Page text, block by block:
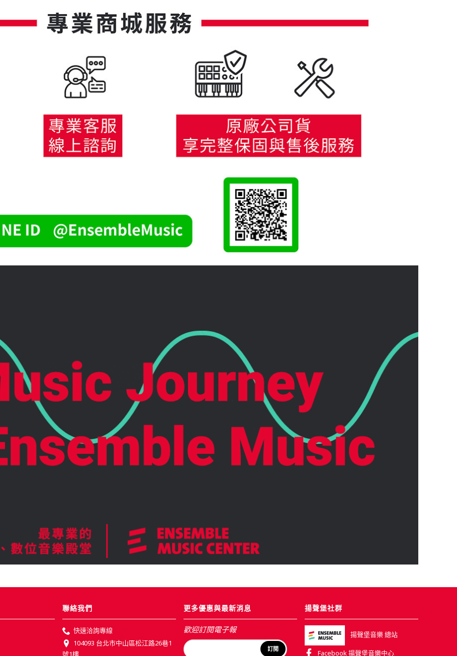
聯絡我們
快速洽詢專線
104093 台北市中山區松江路26巷1
號1樓
更多優惠與最新消息
歡迎訂閱電子報
訂閱
揚聲堡社群
揚聲堡音樂 總站
Facebook 揚聲堡音樂中心